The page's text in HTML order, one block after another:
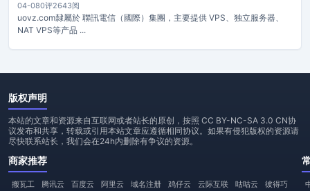
04-080评2643阅
uovz.com隸屬於 聯訊電信（國際）集團，主要提供 VPS、独立服务器、
NAT VPS等产品 ...
版权声明
本站的文章和资源来自互联网或者站长的原创，按照 CC BY-NC-SA 3.0 CN协
议发布和共享，转载或引用本站文章应遵循相同协议。如果有侵犯版权的资源请
尽快联系站长，我们会在24h内删除有争议的资源。
商家推荐
搬瓦工 腾讯云 百度云 阿里云 域名注册 鸡仔云 云际互联 咕咕云
彼得巧